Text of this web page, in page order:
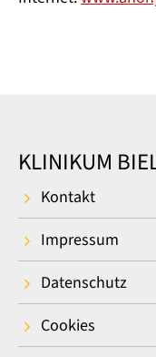
KLINIKUM
Kontakt
Impressum
Datenschutz
Cookies